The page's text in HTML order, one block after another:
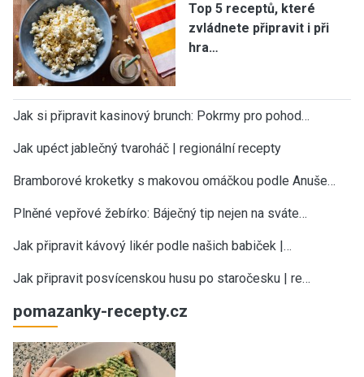
Top 5 receptů, které
zvládnete připravit i při
hra…
Jak si připravit kasinový brunch: Pokrmy pro pohod…
Jak upéct jablečný tvaroháč | regionální recepty
Bramborové kroketky s makovou omáčkou podle Anuše…
Plněné vepřové žebírko: Báječný tip nejen na sváte…
Jak připravit kávový likér podle našich babiček |…
Jak připravit posvícenskou husu po staročesku | re…
pomazanky-recepty.cz